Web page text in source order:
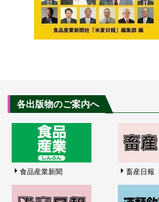
各出版物のご案内へ
食品産業新聞 畜産日報